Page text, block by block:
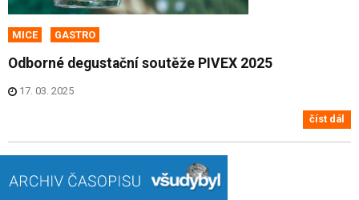
MICE GASTRO
Odborné degustační soutěže PIVEX 2025
17. 03. 2025
číst dál